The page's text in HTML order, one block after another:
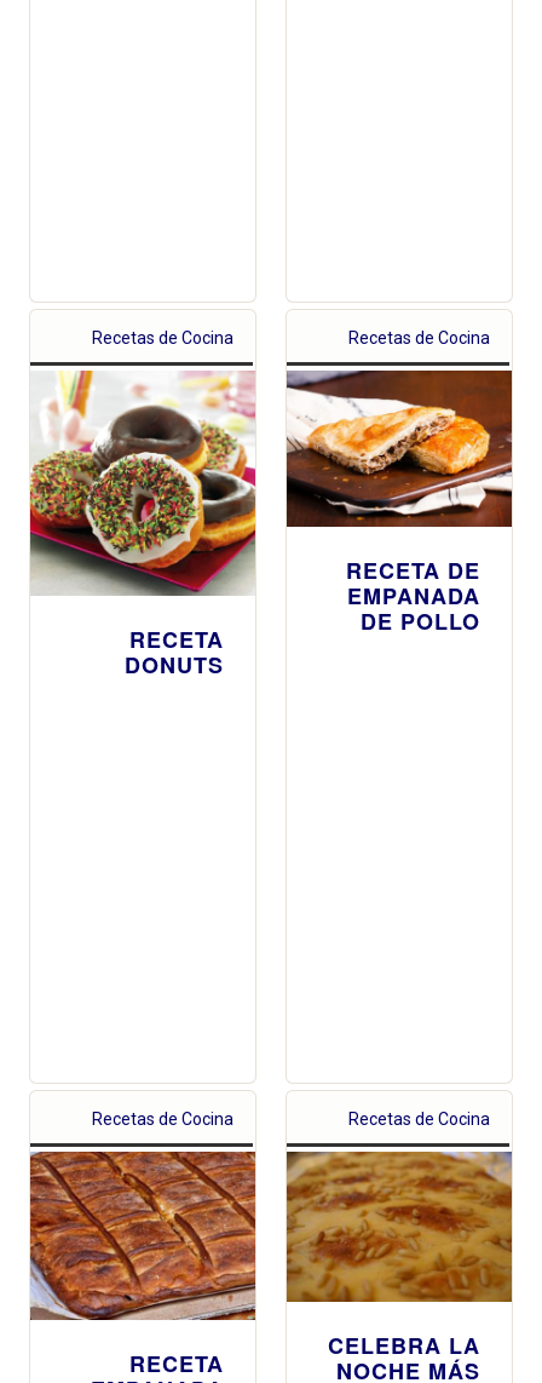
Recetas de Cocina
RECETA
DONUTS
Recetas de Cocina
RECETA DE
EMPANADA
DE POLLO
Recetas de Cocina
RECETA
Recetas de Cocina
CELEBRA LA
NOCHE MÁS